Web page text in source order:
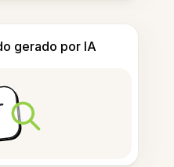
gerado por IA